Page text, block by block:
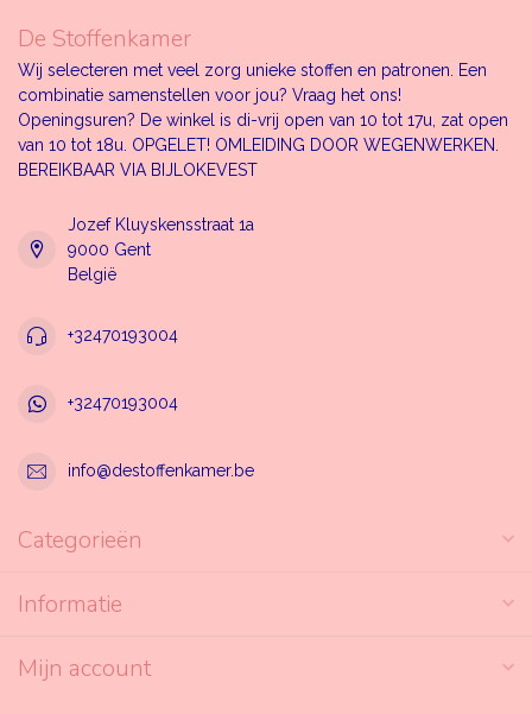
De Stoffenkamer
Wij selecteren met veel zorg unieke stoffen en patronen. Een
combinatie samenstellen voor jou? Vraag het ons!
Openingsuren? De winkel is di-vrij open van 10 tot 17u, zat open
van 10 tot 18u. OPGELET! OMLEIDING DOOR WEGENWERKEN.
BEREIKBAAR VIA BIJLOKEVEST
Jozef Kluyskensstraat 1a
9000 Gent
België
+32470193004
+32470193004
info@destoffenkamer.be
Categorieën
Informatie
Mijn account